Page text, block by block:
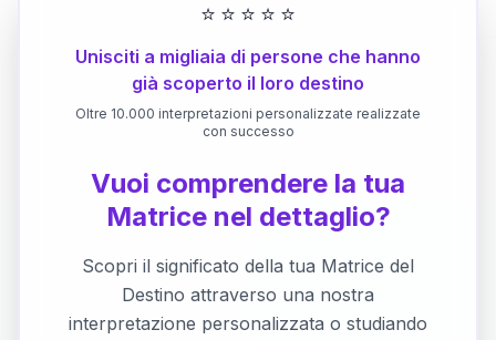
⭐ ⭐ ⭐ ⭐ ⭐
Unisciti a migliaia di persone che hanno
già scoperto il loro destino
Oltre 10.000 interpretazioni personalizzate realizzate
con successo
Vuoi comprendere la tua
Matrice nel dettaglio?
Scopri il significato della tua Matrice del
Destino attraverso una nostra
interpretazione personalizzata o studiando